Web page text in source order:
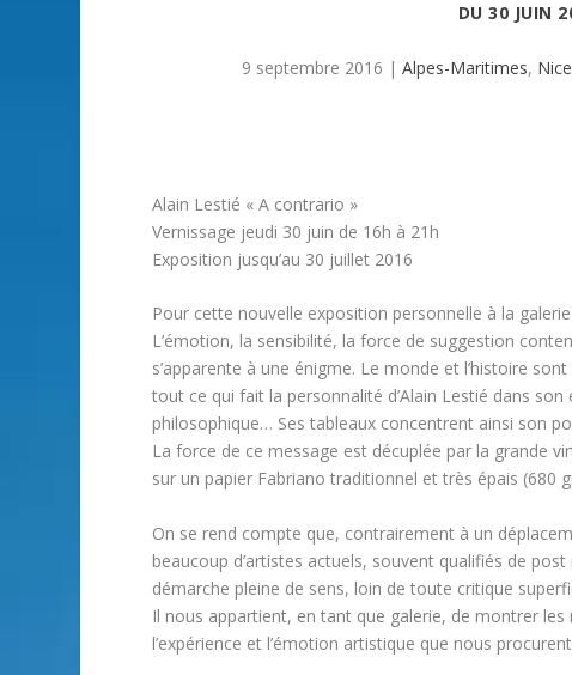
DU30 JUIN
9 septembre 2016 | Alpes-Maritimes, Nice
Alain Lestié « A contrario »
Vernissage jeudi 30 juin de 16h à 21h
Exposition jusqu’au 30 juillet 2016
Pour cette nouvelle exposition personnelle à la
L’émotion, la sensibilité, la force de suggestion
s’apparente à une énigme. Le monde et l’histoire
tout ce qui fait la personnalité d’Alain Lestié dans
philosophique… Ses tableaux concentrent ainsi son
La force de ce message est décuplée par la grande
sur un papier Fabriano traditionnel et très épais (680
On se rend compte que, contrairement à un
beaucoup d’artistes actuels, souvent qualifiés de
démarche pleine de sens, loin de toute critique
Il nous appartient, en tant que galerie, de montrer
l’expérience et l’émotion artistique que nous